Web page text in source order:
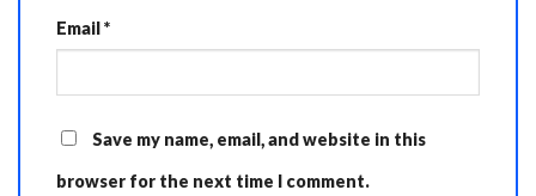
Email*
Save my name, email, and website in this
browser for the next time I comment.